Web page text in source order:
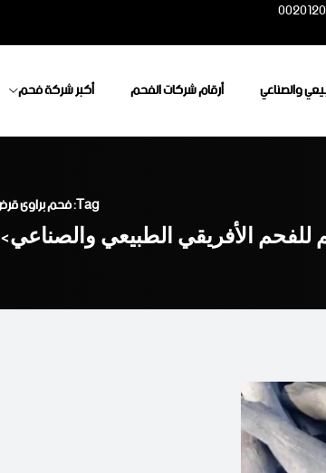
أكبر شركة فحم أرقام شركات الفحم والصناعي
Tag: فحم براوى قرض
الأفريقي الطبيعي والصناعي>